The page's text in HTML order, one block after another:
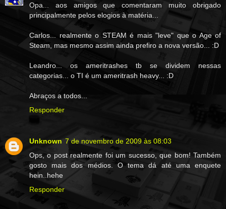
Opa... aos amigos que comentaram muito obrigado
principalmente pelos elogios à matéria...
Carlos... realmente o STEAM é mais "leve" que o Age of
Steam, mas mesmo assim ainda prefiro a nova versão... :D
Leandro... os ameritrashes tb se dividem nessas
categorias... o TI é um ameritrash heavy... :D
Abraços a todos...
Responder
Unknown 7 de novembro de 2009 às 08:03
Ops, o post realmente foi um sucesso, que bom! Também
gosto mais dos médios. O tema dá até uma enquete
hein..hehe
Responder